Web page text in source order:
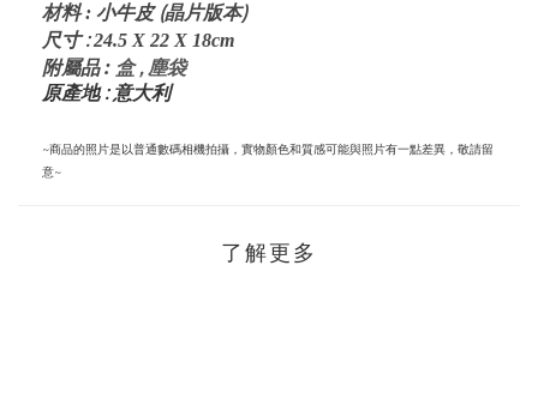
材料: 小牛皮(晶片版本)
尺寸:24.5 X 22 X 18cm
附屬品: 盒 ,塵袋
原產地 : 意大利
~商品的照片是以普通數碼相機拍攝，實物顏色和質感可能與照片有一點差異，敬請留
意~
了解更多